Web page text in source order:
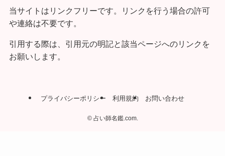
当サイトはリンクフリーです。リンクを行う場合の許可
や連絡は不要です。
引用する際は、引用元の明記と該当ページへのリンクを
お願いします。
プライバシーポリシー 利用規約 お問い合わせ
©占い師名鑑.com.